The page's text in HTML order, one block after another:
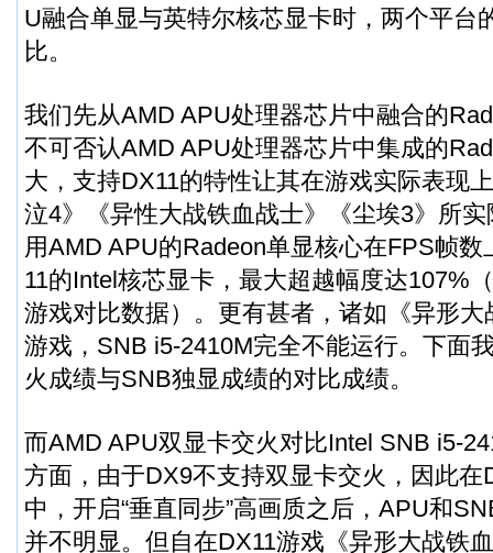
U融合单显与英特尔核芯显卡时，两个平台
比。
我们先从AMD APU处理器芯片中融合的
不可否认AMD APU处理器芯片中集成的
大，支持DX11的特性让其在游戏实际表现
泣4》《异性大战铁血战士》《尘埃3》所
用AMD APU的Radeon单显核心在FPS帧
11的Intel核芯显卡，最大超越幅度达107%
游戏对比数据）。更有甚者，诸如《异形大
游戏，SNB i5-2410M完全不能运行。下面
火成绩与SNB独显成绩的对比成绩。
而AMD APU双显卡交火对比Intel SNB i5-
方面，由于DX9不支持双显卡交火，因此在
中，开启“垂直同步”高画质之后，APU和
并不明显。但自在DX11游戏《异形大战铁